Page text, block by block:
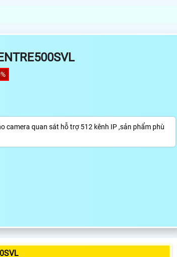
camera quan sát hỗ trợ 512 kênh IP ,sản phẩm phù